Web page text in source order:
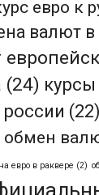
евро к
валют в
(24)
(22)
обмен
евро в раквере (2)